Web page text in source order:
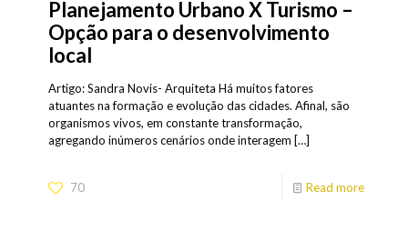
Planejamento Urbano X Turismo –
Opção para o desenvolvimento
local
Artigo: Sandra Novis- Arquiteta Há muitos fatores
atuantes na formação e evolução das cidades. Afinal, são
organismos vivos, em constante transformação,
agregando inúmeros cenários onde interagem […]
70 Read more